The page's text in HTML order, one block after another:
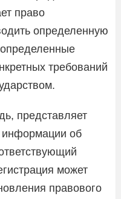
право
определенную
требований
представляет
информации об
может
правового